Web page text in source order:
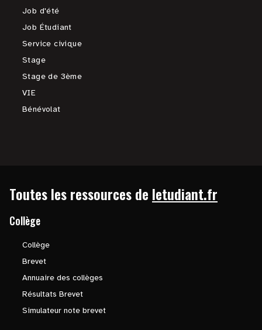
Job d'été
Job Étudiant
Service civique
Stage
Stage de 3ème
VIE
Bénévolat
Toutes les ressources de letudiant.fr
Collège
Collège
Brevet
Annuaire des collèges
Résultats Brevet
Simulateur note brevet